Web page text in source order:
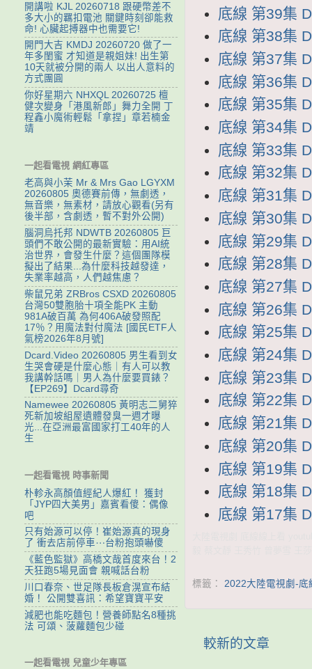
底線 第39集
底線 第38集
底線 第37集
底線 第36集
底線 第35集
底線 第34集
底線 第33集
底線 第32集
底線 第31集
底線 第30集
底線 第29集
底線 第28集
底線 第27集
底線 第26集
底線 第25集
底線 第24集
底線 第23集
底線 第22集
底線 第21集
底線 第20集
底線 第19集
底線 第18集
底線 第17集
標籤： 2022大陸電視劇-底
較新的文章
開講啦 KJL 20260718 跟硬幣差不
多大小的羈扣電池 關鍵時刻卻能救
命! 心臟起搏器中也需要它!
開門大吉 KMDJ 20260720 做了一
年多閨蜜 才知道是親姐妹! 出生第
10天就被分開的兩人 以出人意料的
方式團圓
你好星期六 NHXQL 20260725 檀
健次變身「港風新郎」舞力全開 丁
程鑫小魔術輕鬆「拿捏」章若楠金
靖
一起看電視 網紅專區
老高與小茉 Mr & Mrs Gao LGYXM
20260805 奧德賽前傳，無劇透，
無音樂，無素材，請放心觀看(另有
後半部，含劇透，暫不對外公開)
腦洞烏托邦 NDWTB 20260805 巨
頭們不敢公開的最新實驗：用AI統
治世界，會發生什麼？這個團隊模
擬出了結果...為什麼科技越發達，
失業率越高，人們越焦慮？
柴鼠兄弟 ZRBros CSXD 20260805
台灣50雙胞胎十項全能PK 主動
981A破百萬 為何406A破發照配
17％？用魔法對付魔法 [國民ETF人
氣榜2026年8月號]
Dcard.Video 20260805 男生看到女
生哭會硬是什麼心態｜有人可以教
我講幹話嗎｜男人為什麼要買錶？
【EP269】Dcard尋奇
Namewee 20260805 黃明志二舅猝
死新加坡組屋遺體發臭一週才曝
光...在亞洲最富國家打工40年的人
生
一起看電視 時事新聞
朴軫永高顏值經紀人爆紅！ 獲封
「JYP四大美男」嘉賓看傻：偶像
吧
只有始源可以停！崔始源真的現身
了 衝去店前停車⋯台粉抱頭嚇傻
《藍色監獄》高橋文哉首度來台！2
天狂跑5場見面會 親喊話台粉
川口春奈、世足隊長板倉滉宣布結
婚！ 公開雙喜訊：希望寶寶平安
減肥也能吃麵包！營養師點名8種挑
法 可頌、菠蘿麵包少碰
一起看電視 兒童少年專區